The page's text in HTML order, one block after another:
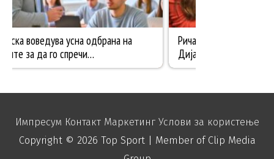
Импресум Контакт Маркетинг Услови за користење
Copyright © 2026 Top Sport| Member of Clip Media